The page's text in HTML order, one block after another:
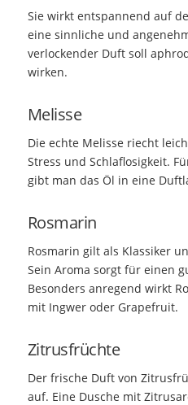
Sie wirkt entspannend auf
eine sinnliche und
verlockender Duft soll
wirken.
Melisse
Die echte Melisse riecht
Stress und Schlaflosigkeit.
gibt man das Öl in eine
Rosmarin
Rosmarin gilt als Klassiker
Sein Aroma sorgt für einen
Besonders anregend wirkt
mit Ingwer oder Grapefruit.
Zitrusfrüchte
Der frische Duft von
auf. Eine Dusche mit